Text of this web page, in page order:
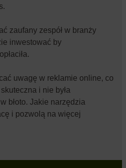
zaufany zespół w branży
inwestować by
uwagę w reklamie online, co
i nie była
błoto. Jakie narzędzia
i pozwolą na więcej